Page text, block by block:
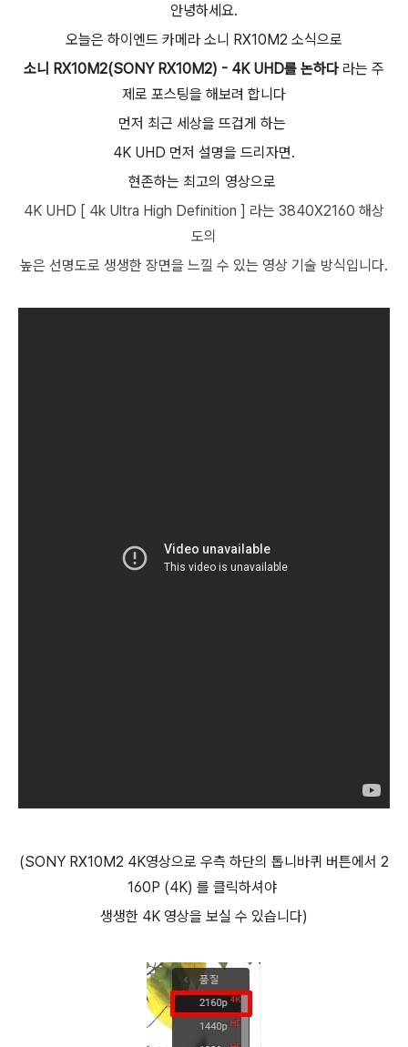
안녕하세요.
오늘은 하이엔드 카메라 소니 RX10M2 소식으로
소니 RX10M2(SONY RX10M2) - 4K UHD를 논하다 라는 주
제로 포스팅을 해보려 합니다
먼저 최근 세상을 뜨겁게 하는
4K UHD 먼저 설명을 드리자면.
현존하는 최고의 영상으로
4K UHD [ 4k Ultra High Definition ] 라는 3840X2160 해상
도의
높은 선명도로 생생한 장면을 느낄 수 있는 영상 기술 방식입니다.
(SONY RX10M2 4K영상으로 우측 하단의 톱니바퀴 버튼에서 2
160P (4K) 를 클릭하셔야
생생한 4K 영상을 보실 수 있습니다)